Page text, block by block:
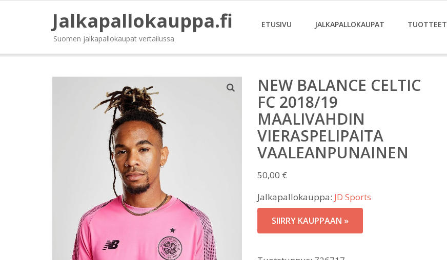
Jalkapallokauppa.fi
Suomen jalkapallokaupat vertailussa
ETUSIVU JALKAPALLOKAUPAT TUOTTEET
NEW BALANCE CELTIC
FC 2018/19
MAALIVAHDIN
VIERASPELIPAITA
VAALEANPUNAINEN
50,00 €
Jalkapallokauppa: JD Sports
SIIRRY KAUPPAAN »